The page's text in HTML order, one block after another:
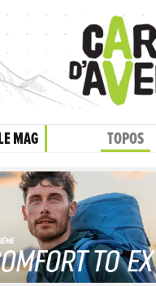
MAG TOPOS